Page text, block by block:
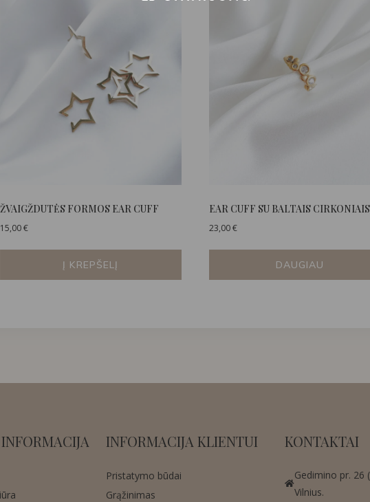
ŽVAIGŽDUTĖS FORMOS EAR CUFF
15,00€
Į KREPŠELĮ
EAR CUFF SU BALTAIS CIRKONIAIS
23,00€
DAUGIAU
INFORMACIJA KLIENTUI
Pristatymo būdai
Grąžinimas
KONTAKTAI
Gedimino pr. 26
Vilnius.